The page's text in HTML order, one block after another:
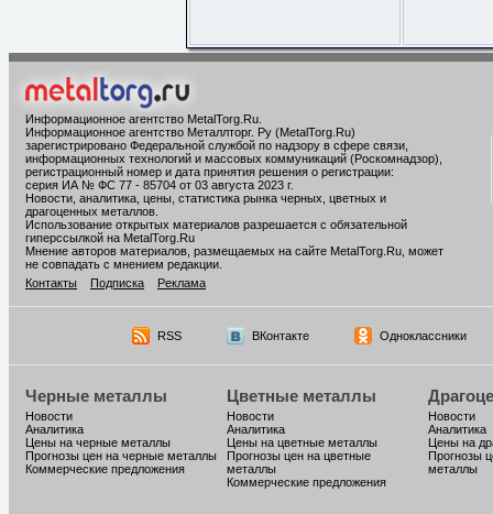
Информационное агентство MetalTorg.Ru
Информационное агентство Металлторг. Ру (MetalTorg.Ru)
зарегистрировано Федеральной службой по надзору в сфере связи,
информационных технологий и массовых коммуникаций (Роскомнадзор),
регистрационный номер и дата принятия решения о регистрации:
серия ИА № ФС 77 - 85704 от 03 августа 2023 г.
Новости, аналитика, цены, статистика рынка черных, цветных и
драгоценных металлов.
Использование открытых материалов разрешается с обязательной
гиперссылкой на MetalTorg.Ru
Мнение авторов материалов, размещаемых на сайте MetalTorg.Ru, может
не совпадать с мнением редакции.
Контакты
Подписка Реклама
RSS ВКонтакте Одноклассники
Черные металлы
Новости
Аналитика
Цены на черные металлы
Прогнозы цен на черные металлы
Коммерческие предложения
Цветные металлы
Новости
Аналитика
Цены на цветные металлы
Прогнозы цен на цветные
металлы
Коммерческие предложения
Новости
Аналитика
Цены на
Прогнозы
металлы